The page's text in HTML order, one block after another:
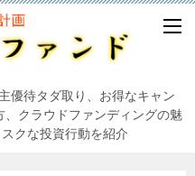
優待タダ取り、お得なキャン
クラウドファンディングの魅
クな投資行動を紹介